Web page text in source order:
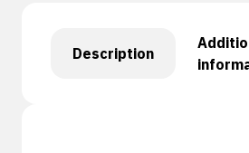
Description